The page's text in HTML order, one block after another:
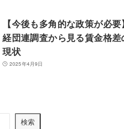
【今後も多角的な政策が必要
経団連調査から見る賃金格差
現状
2025年4月9日
検索